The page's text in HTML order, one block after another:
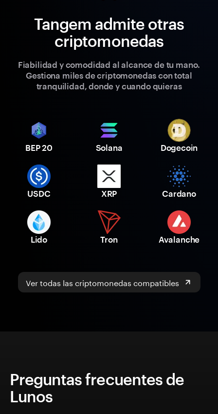
Tangem admite otras
criptomonedas
Fiabilidad y comodidad al alcance de tu mano.
Gestiona miles de criptomonedas con total
tranquilidad, donde y cuando quieras
BEP 20 Solana Dogecoin
USDC XRP Cardano
Lido Tron Avalanche
Ver todas las criptomonedas compatibles
Preguntas frecuentes de
Lunos